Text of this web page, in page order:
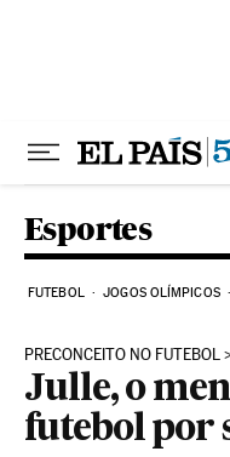
Esportes
FUTEBOL JOGOS OLÍMPICOS
PRECONCEITO NO FUTEBOL
Julle, o
futebol por